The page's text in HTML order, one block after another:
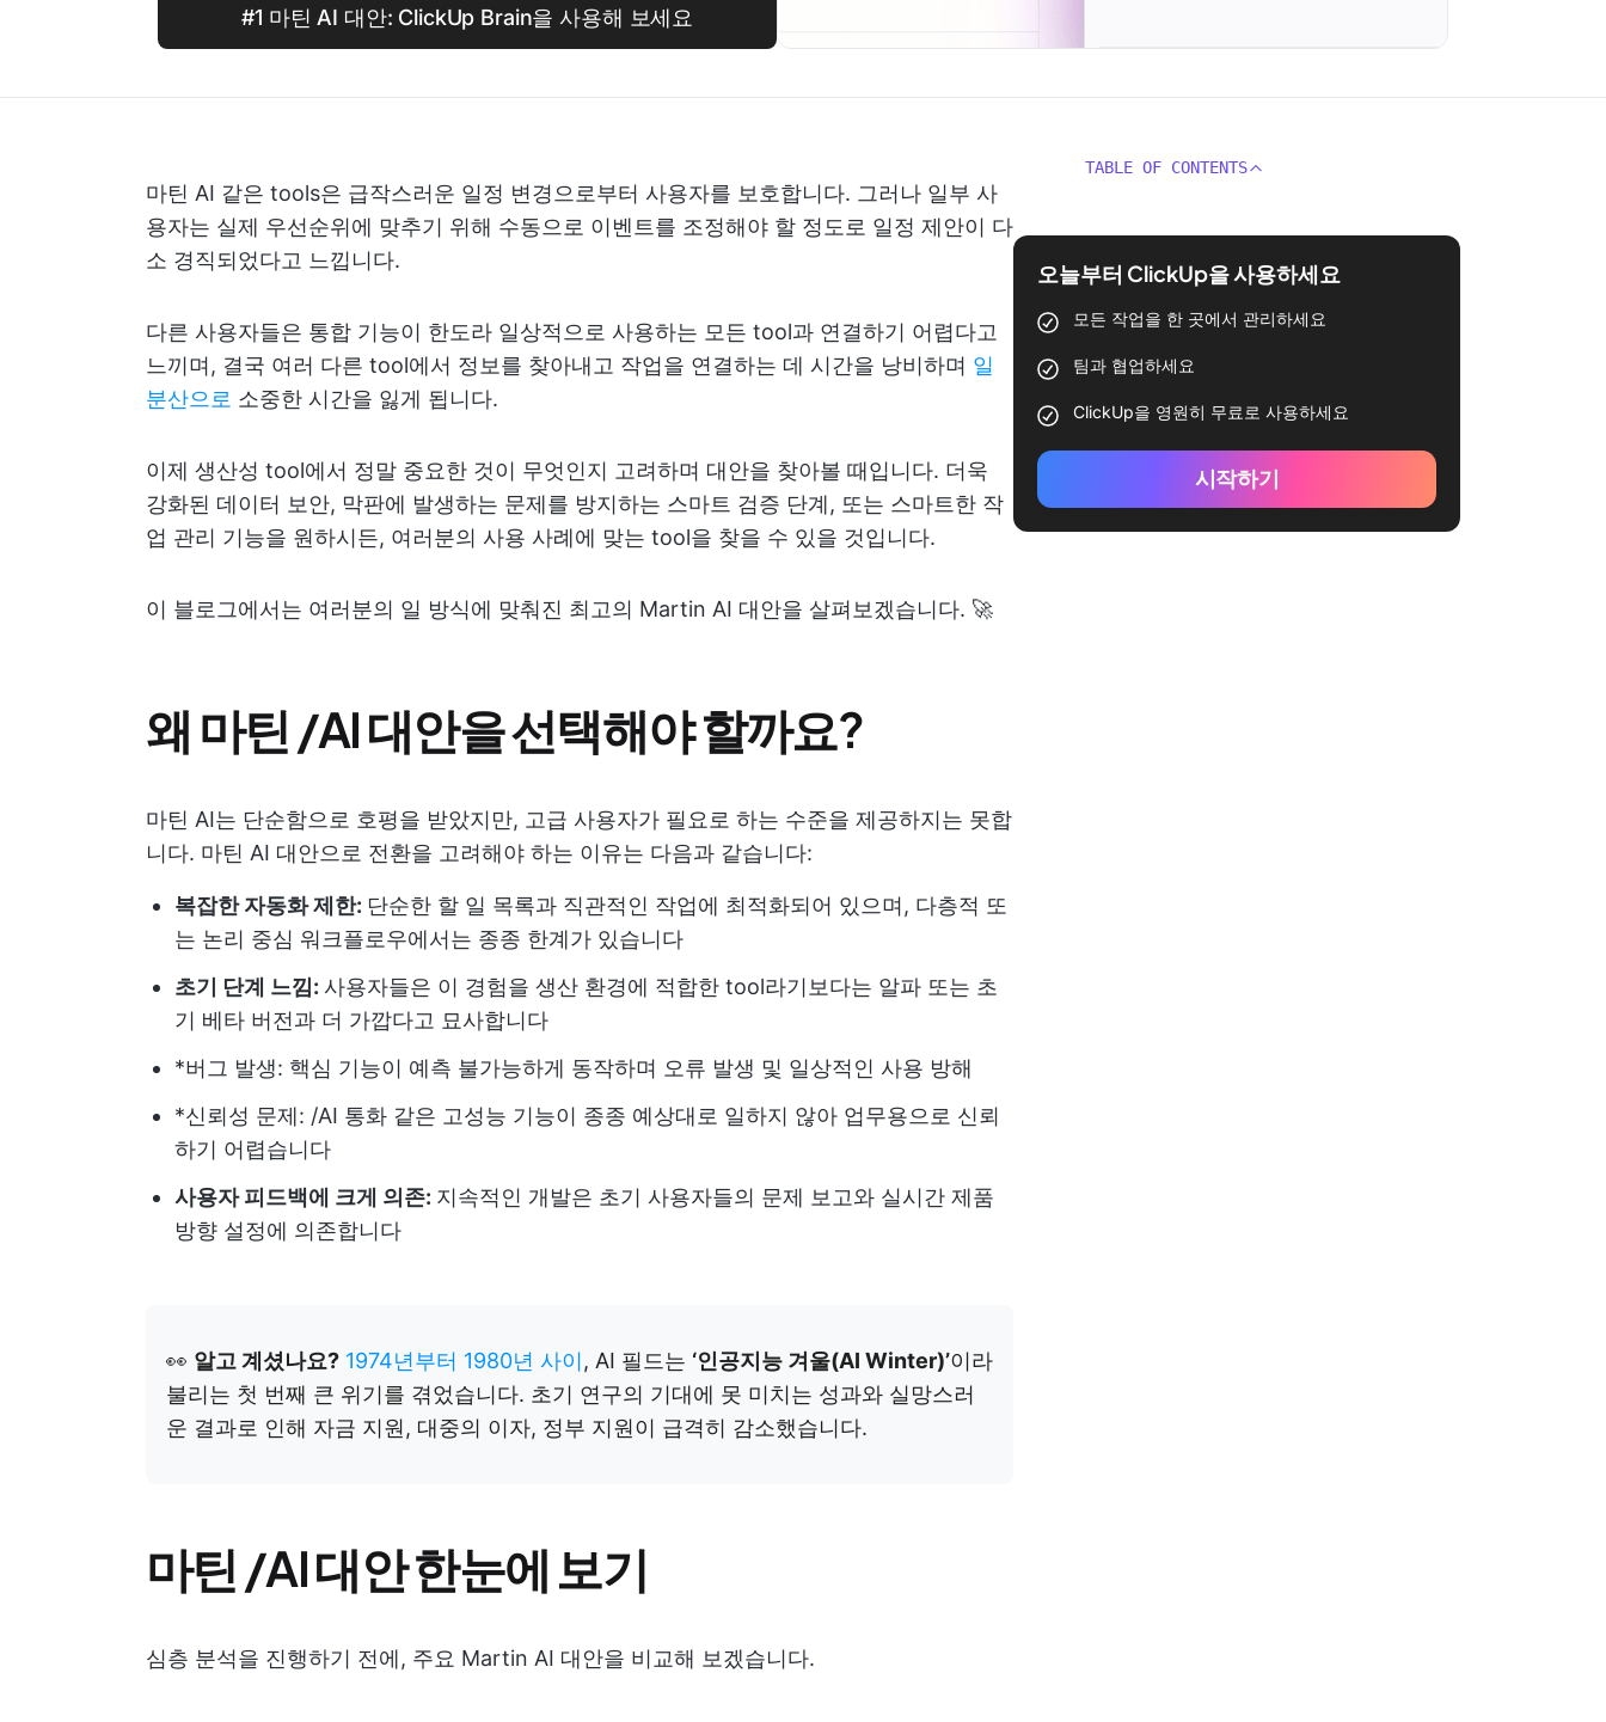
#1 마틴 AI 대안: ClickUp Brain을 사용해 보세요
마틴 AI 같은 tools은 급작스러운 일정 변경으로부터 사용자를 보호합니다. 그러나 일부 사
용자는 실제 우선순위에 맞추기 위해 수동으로 이벤트를 조정해야 할 정도로 일정 제안이 다
소 경직되었다고 느낍니다.
다른 사용자들은 통합 기능이 한도라 일상적으로 사용하는 모든 tool과 연결하기 어렵다고
느끼며, 결국 여러 다른 tool에서 정보를 찾아내고 작업을 연결하는 데 시간을 낭비하며 일
분산으로 소중한 시간을 잃게 됩니다.
이제 생산성 tool에서 정말 중요한 것이 무엇인지 고려하며 대안을 찾아볼 때입니다. 더욱
강화된 데이터 보안, 막판에 발생하는 문제를 방지하는 스마트 검증 단계, 또는 스마트한 작
업 관리 기능을 원하시든, 여러분의 사용 사례에 맞는 tool을 찾을 수 있을 것입니다.
이 블로그에서는 여러분의 일 방식에 맞춰진 최고의 Martin AI 대안을 살펴보겠습니다. 🚀
왜 마틴 /AI 대안을 선택해야 할까요?
마틴 AI는 단순함으로 호평을 받았지만, 고급 사용자가 필요로 하는 수준을 제공하지는 못합
니다. 마틴 AI 대안으로 전환을 고려해야 하는 이유는 다음과 같습니다:
복잡한 자동화 제한: 단순한 할 일 목록과 직관적인 작업에 최적화되어 있으며, 다층적 또
는 논리 중심 워크플로우에서는 종종 한계가 있습니다
초기 단계 느낌: 사용자들은 이 경험을 생산 환경에 적합한 tool라기보다는 알파 또는 초
기 베타 버전과 더 가깝다고 묘사합니다
*버그 발생: 핵심 기능이 예측 불가능하게 동작하며 오류 발생 및 일상적인 사용 방해
*신뢰성 문제: /AI 통화 같은 고성능 기능이 종종 예상대로 일하지 않아 업무용으로 신뢰
하기 어렵습니다
사용자 피드백에 크게 의존: 지속적인 개발은 초기 사용자들의 문제 보고와 실시간 제품
방향 설정에 의존합니다
👀 알고 계셨나요? 1974년부터 1980년 사이 , AI 필드는 ‘인공지능 겨울(AI Winter)’이라
불리는 첫 번째 큰 위기를 겪었습니다. 초기 연구의 기대에 못 미치는 성과와 실망스러
운 결과로 인해 자금 지원, 대중의 이자, 정부 지원이 급격히 감소했습니다.
마틴 /AI 대안 한눈에 보기
심층 분석을 진행하기 전에, 주요 Martin AI 대안을 비교해 보겠습니다.
TABLE OF CONTENTS
오늘부터 ClickUp을 사용하세요
모든 작업을 한 곳에서 관리하세요
팀과 협업하세요
ClickUp을 영원히 무료로 사용하세요
시작하기